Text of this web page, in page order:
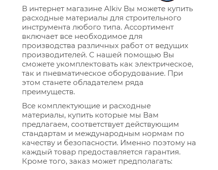
В интернет магазине Alkiv Вы можете купить
расходные материалы для строительного
инструмента любого типа. Ассортимент
включает все необходимое для
производства различных работ от ведущих
производителей. С нашей помощью Вы
сможете укомплектовать как электрическое,
так и пневматическое оборудование. При
этом станете обладателем ряда
преимуществ.
Все комплектующие и расходные
материалы, купить которые мы Вам
предлагаем, соответствует действующим
стандартам и международным нормам по
качеству и безопасности. Именно поэтому на
каждый товар предоставляется гарантия.
Кроме того, заказ может предполагать: